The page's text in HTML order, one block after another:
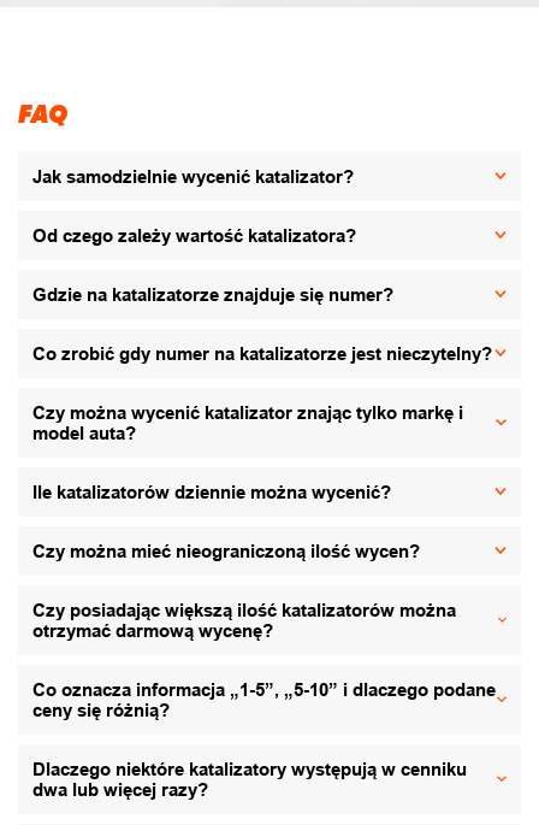
FAQ
Jak samodzielnie wycenić katalizator?
Od czego zależy wartość katalizatora?
Gdzie na katalizatorze znajduje się numer?
Co zrobić gdy numer na katalizatorze jest nieczytelny?
Czy można wycenić katalizator znając tylko markę i
model auta?
Ile katalizatorów dziennie można wycenić?
Czy można mieć nieograniczoną ilość wycen?
Czy posiadając większą ilość katalizatorów można
otrzymać darmową wycenę?
Co oznacza informacja „1-5”, „5-10” i dlaczego podane
ceny się różnią?
Dlaczego niektóre katalizatory występują w cenniku
dwa lub więcej razy?